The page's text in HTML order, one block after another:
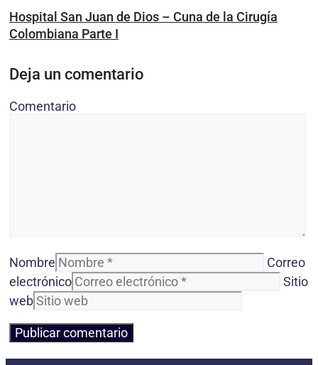
Hospital San Juan de Dios – Cuna de la Cirugía
Colombiana Parte I
Deja un comentario
Comentario
Nombre
Correo
electrónico
Sitio
web